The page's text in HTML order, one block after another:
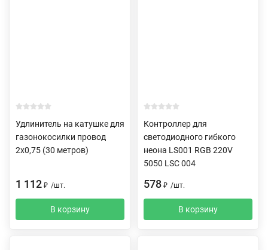
Удлинитель на катушке для
газонокосилки провод
2х0,75 (30 метров)
1 112 ₽ /шт.
В корзину
Контроллер для
светодиодного гибкого
неона LS001 RGB 220V
5050 LSC 004
578 ₽ /шт.
В корзину